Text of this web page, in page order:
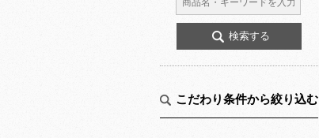
こだわり条件から絞り込む